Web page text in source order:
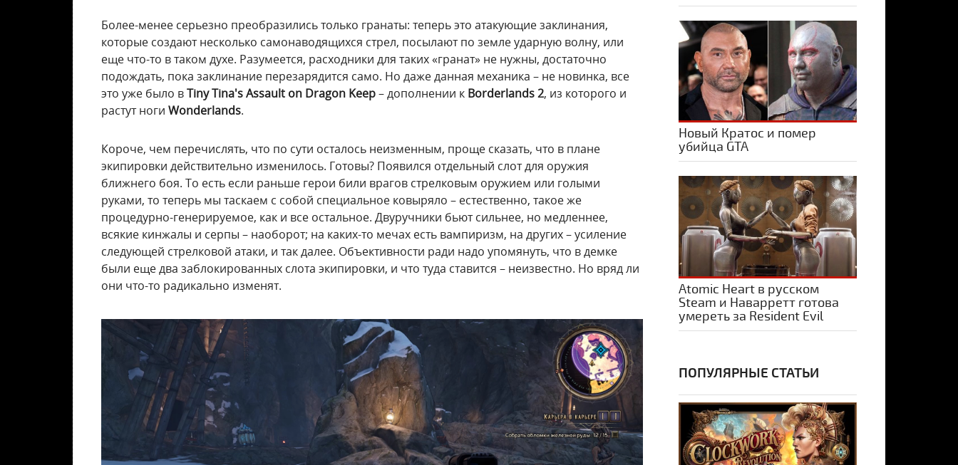
Более-менее серьезно преобразились только гранаты: теперь это атакующие заклинания,
которые создают несколько самонаводящихся стрел, посылают по земле ударную волну, или
еще что-то в таком духе. Разумеется, расходники для таких «гранат» не нужны, достаточно
подождать, пока заклинание перезарядится само. Но даже данная механика – не новинка, все
это уже было вTiny Tina's Assault on Dragon Keep– дополнении к Borderlands 2, из которого и
растут ноги Wonderlands.
Короче, чем перечислять, что по сути осталось неизменным, проще сказать, что в плане
экипировки действительно изменилось. Готовы? Появился отдельный слот для оружия
ближнего боя. То есть если раньше герои били врагов стрелковым оружием или голыми
руками, то теперь мы таскаем с собой специальное ковыряло – естественно, такое же
процедурно-генерируемое, как и все остальное. Двуручники бьют сильнее, но медленнее,
всякие кинжалы и серпы – наоборот; на каких-то мечах есть вампиризм, на других – усиление
следующей стрелковой атаки, и так далее. Объективности ради надо упомянуть, что в демке
были еще два заблокированных слота экипировки, и что туда ставится – неизвестно. Но вряд ли
они что-то радикально изменят.
Новый Кратос и помер
убийца GTA
Atomic Heart в русском
Steam и Наварретт готова
умереть за Resident Evil
ПОПУЛЯРНЫЕ СТАТЬИ